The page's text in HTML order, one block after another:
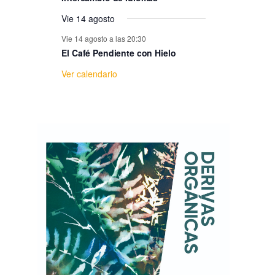
e
E
v
n
t
o
s
Vie 14 agosto
Vie 14 agosto a las 20:30
El Café Pendiente con Hielo
Ver calendario